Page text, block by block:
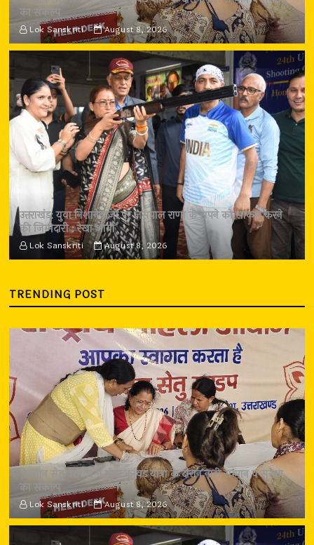
का संकल्प
Lok Sanskriti August 8, 2026
उत्तराखंड: युवा निशानेबाजों पर जसपाल राणा के सपने को साकार करने
की जिम्मेदारी : रेखा आर्या
Lok Sanskriti August 8, 2026
TRENDING POST
‘सम्मान सेतु’ शिविर में गूंजा कांवड़ यात्रा के दौरान नारी सम्मान व सुरक्षा
का संकल्प
Lok Sanskriti August 8, 2026